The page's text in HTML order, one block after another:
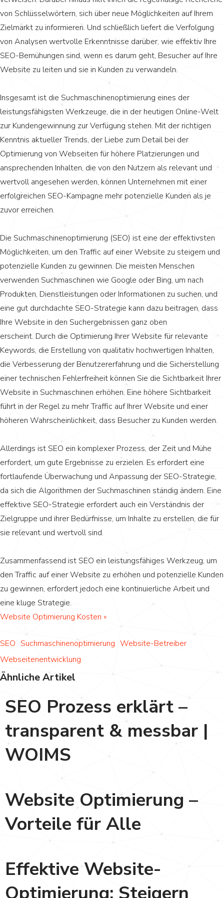
von Schlüsselwörtern, sich über neue Möglichkeiten auf Ihrem
Zielmarkt zu informieren. Und schließlich liefert die Verfolgung
von Analysen wertvolle Erkenntnisse darüber, wie effektiv Ihre
SEO-Bemühungen sind, wenn es darum geht, Besucher auf Ihre
Website zu leiten und sie in Kunden zu verwandeln.
Insgesamt ist die Suchmaschinenoptimierung eines der
leistungsfähigsten Werkzeuge, die in der heutigen Online-Welt
zur Kundengewinnung zur Verfügung stehen. Mit der richtigen
Kenntnis aktueller Trends, der Liebe zum Detail bei der
Optimierung von Webseiten für höhere Platzierungen und
ansprechenden Inhalten, die von den Nutzern als relevant und
wertvoll angesehen werden, können Unternehmen mit einer
erfolgreichen SEO-Kampagne mehr potenzielle Kunden als je
zuvor erreichen.
Die Suchmaschinenoptimierung (SEO) ist eine der effektivsten
Möglichkeiten, um den Traffic auf einer Website zu steigern und
potenzielle Kunden zu gewinnen. Die meisten Menschen
verwenden Suchmaschinen wie Google oder Bing, um nach
Produkten, Dienstleistungen oder Informationen zu suchen, und
eine gut durchdachte SEO-Strategie kann dazu beitragen, dass
Ihre Website in den Suchergebnissen ganz oben
erscheint. Durch die Optimierung Ihrer Website für relevante
Keywords, die Erstellung von qualitativ hochwertigen Inhalten,
die Verbesserung der Benutzererfahrung und die Sicherstellung
einer technischen Fehlerfreiheit können Sie die Sichtbarkeit Ihrer
Website in Suchmaschinen erhöhen. Eine höhere Sichtbarkeit
führt in der Regel zu mehr Traffic auf Ihrer Website und einer
höheren Wahrscheinlichkeit, dass Besucher zu Kunden werden.
Allerdings ist SEO ein komplexer Prozess, der Zeit und Mühe
erfordert, um gute Ergebnisse zu erzielen. Es erfordert eine
fortlaufende Überwachung und Anpassung der SEO-Strategie,
da sich die Algorithmen der Suchmaschinen ständig ändern. Eine
effektive SEO-Strategie erfordert auch ein Verständnis der
Zielgruppe und ihrer Bedürfnisse, um Inhalte zu erstellen, die für
sie relevant und wertvoll sind.
Zusammenfassend ist SEO ein leistungsfähiges Werkzeug, um
den Traffic auf einer Website zu erhöhen und potenzielle Kunden
zu gewinnen, erfordert jedoch eine kontinuierliche Arbeit und
eine kluge Strategie.
Website Optimierung Kosten »
SEO Suchmaschinenoptimierung Website-Betreiber
Webseitenentwicklung
Ähnliche Artikel
SEO Prozess erklärt –
transparent & messbar |
WOIMS
Website Optimierung –
Vorteile für Alle
Effektive Website-